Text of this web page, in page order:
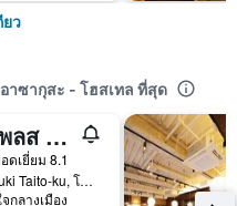
ว
าซากุสะ - โฮสเทล ที่สุด
อโกราเพลส โตเกียว อาซากุสะ
ดเยี่ยม 8.1
2-2-9 Kotobuki Taito-ku, โตเกียว, ญี่ปุ่น
กลางเมือง